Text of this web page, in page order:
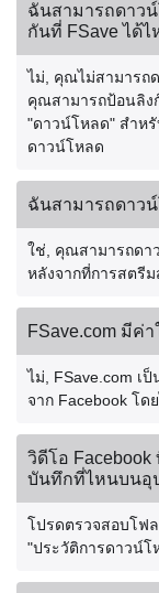
ฉันสามารถดาว
กันที่ FSave ได้ไ
ไม่, คุณไม่สามารถ
คุณสามารถป้อนลิง
"ดาวน์โหลด" สำห
ดาวน์โหลด
ฉันสามารถดาว
ใช่, คุณสามารถดา
หลังจากที่การสตรี
FSave.com มีค่
ไม่, FSave.com เ
จาก Facebook โด
วิดีโอ
บันทึกที่ไหนบนอุ
โปรดตรวจสอบโฟ
"ประวัติการดาวน์โ